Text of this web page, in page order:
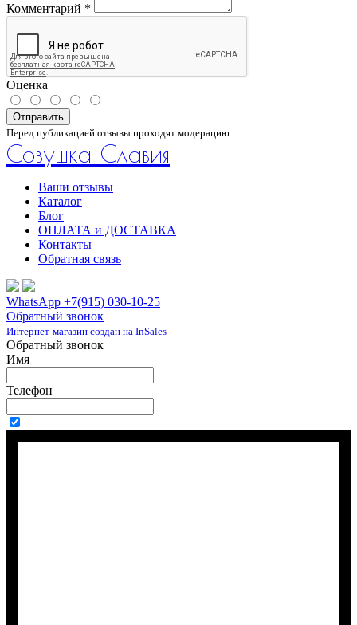
Комментарий *
Оценка
Отправить
Перед публикацией отзывы проходят модерацию
Совушка Славия
Ваши отзывы
Каталог
Блог
ОПЛАТА и ДОСТАВКА
Контакты
Обратная связь
WhatsApp +7(915) 030-10-25
Обратный звонок
Интернет-магазин создан на InSales
Обратный звонок
Имя
Телефон